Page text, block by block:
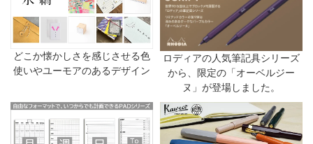
どこか懐かしさを感じさせる色
使いやユーモアのあるデザイン
ロディアの人気筆記具シリーズ
から、限定の「オーベルジー
ヌ」が登場しました。